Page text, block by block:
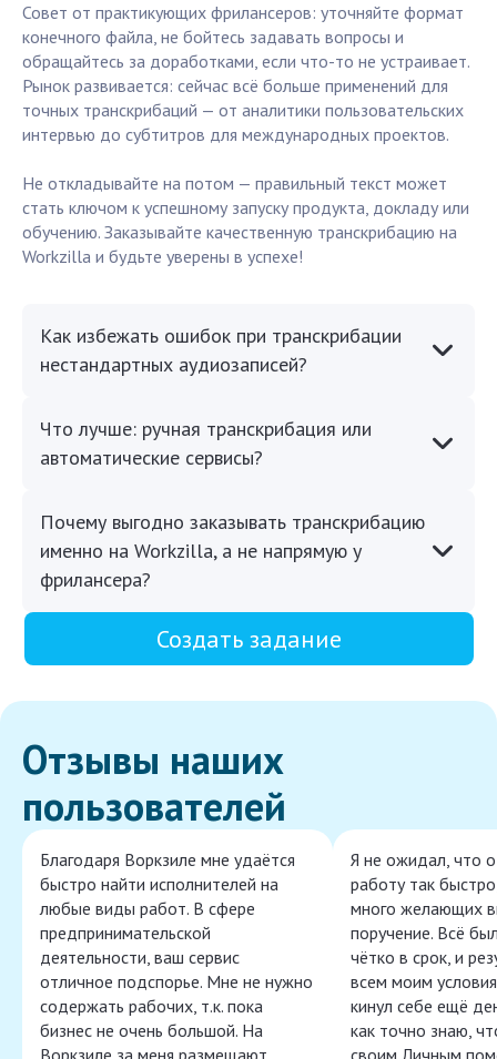
Совет от практикующих фрилансеров: уточняйте формат
конечного файла, не бойтесь задавать вопросы и
обращайтесь за доработками, если что-то не устраивает.
Рынок развивается: сейчас всё больше применений для
точных транскрибаций — от аналитики пользовательских
интервью до субтитров для международных проектов.
Не откладывайте на потом — правильный текст может
стать ключом к успешному запуску продукта, докладу или
обучению. Заказывайте качественную транскрибацию на
Workzilla и будьте уверены в успехе!
Как избежать ошибок при транскрибации
нестандартных аудиозаписей?
Что лучше: ручная транскрибация или
автоматические сервисы?
Почему выгодно заказывать транскрибацию
именно на Workzilla, а не напрямую у
фрилансера?
Создать задание
Отзывы наших
пользователей
Благодаря Воркзиле мне удаётся
быстро найти исполнителей на
любые виды работ. В сфере
предпринимательской
деятельности, ваш сервис
отличное подспорье. Мне не нужно
содержать рабочих, т.к. пока
бизнес не очень большой. На
Я не ожидал, что
работу так
много желающих
поручение. Всё
чётко в срок, и
всем моим
кинул себе ещё
как точно знаю,